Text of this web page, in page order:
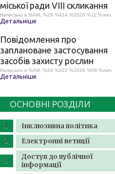
міської ради VIII скликання
Написано в %AM, %29 %414 %2026 %11:%лип.
Детальніше
Повідомлення про
заплановане застосування
засобів захисту рослин
Написано в %AM, %24 %322 %2026 %09:%лип.
Детальніше
ОСНОВНІ РОЗДІЛИ
Інклюзивна політика
Електронні петиції
Доступ до публічної
інформації